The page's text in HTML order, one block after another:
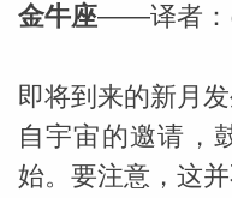
婆星座
金牛座——译者：
即将到来的新月
自宇宙的邀请，
始。要注意，这